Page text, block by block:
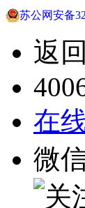
苏公网安备
返
在
微